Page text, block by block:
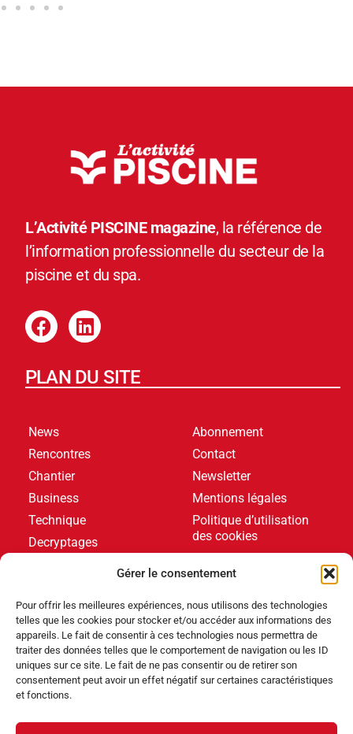
Gérer le consentement
Pour offrir les meilleures expériences, nous utilisons des technologies
telles que les cookies pour stocker et/ou accéder aux informations des
appareils. Le fait de consentir à ces technologies nous permettra de
traiter des données telles que le comportement de navigation ou les ID
uniques sur ce site. Le fait de ne pas consentir ou de retirer son
consentement peut avoir un effet négatif sur certaines caractéristiques
et fonctions.
L’Activité PISCINE magazine, la référence de
l’information professionnelle du secteur de la
piscine et du spa.
PLAN DU SITE
News
Rencontres
Chantier
Business
Technique
Decryptages
Abonnement
Contact
Newsletter
Mentions légales
Politique d’utilisation
des cookies
DERNIERS ARTICLES
Événements,Produits
ses pompes à chaleur Poolex MegaLine Fi